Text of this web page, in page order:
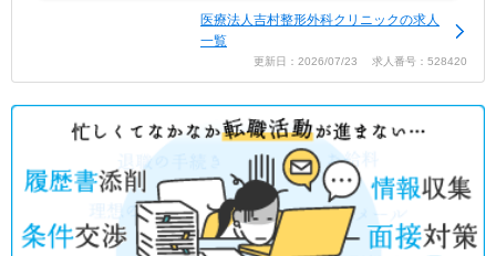
医療法人吉村整形外科クリニックの求人
一覧
更新日：2026/07/23 求人番号：528420